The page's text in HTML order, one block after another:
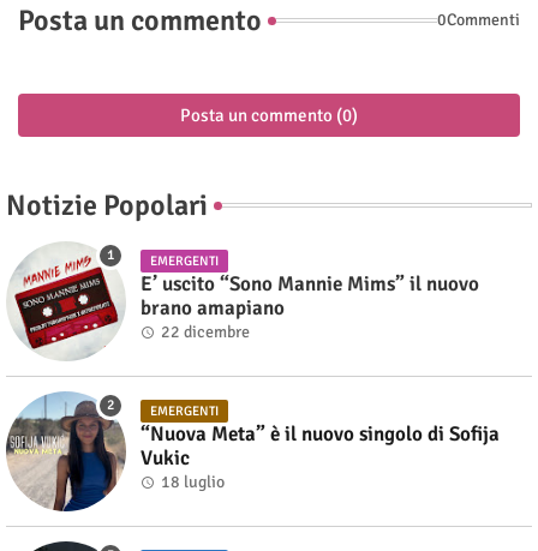
Posta un commento 0Commenti
Posta un commento (0)
Notizie Popolari
EMERGENTI
E’ uscito “Sono Mannie Mims” il nuovo
brano amapiano
22 dicembre
EMERGENTI
“Nuova Meta” è il nuovo singolo di Sofija
Vukic
18 luglio